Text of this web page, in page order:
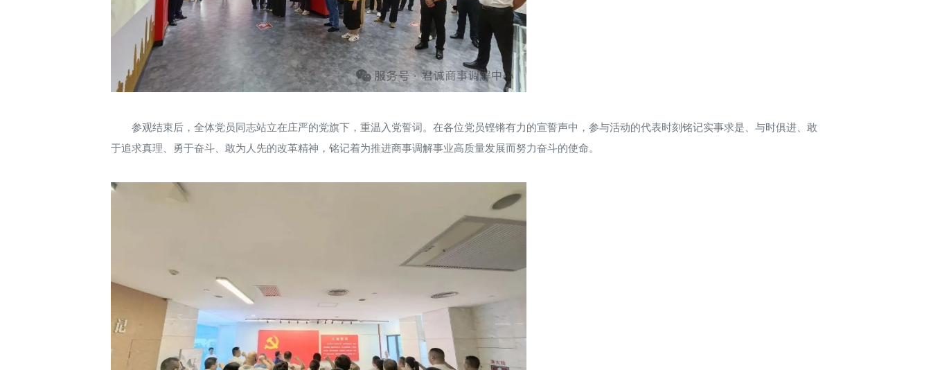
参观结束后，全体党员同志站立在庄严的党旗下，重温入党誓词。在各位党员铿锵有力的宣誓声中，参与活动的代表时刻铭记实事求是、与时俱进、敢
于追求真理、勇于奋斗、敢为人先的改革精神，铭记着为推进商事调解事业高质量发展而努力奋斗的使命。